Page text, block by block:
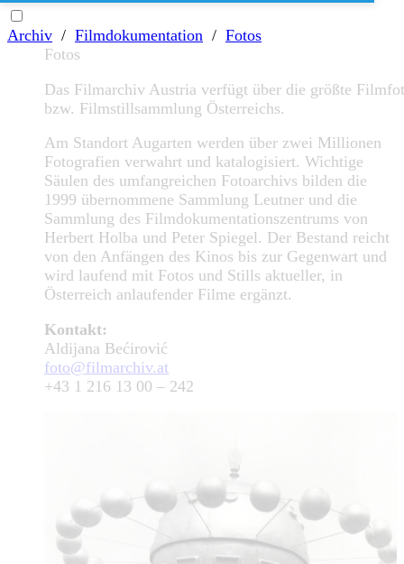
Archiv / Filmdokumentation / Fotos
Fotos
Das Filmarchiv Austria verfügt über die größte
bzw. Filmstillsammlung Österreichs.
Am Standort Augarten werden über zwei Millionen
Fotografien verwahrt und katalogisiert. Wichtige
Säulen des umfangreichen Fotoarchivs bilden die
1999 übernommene Sammlung Leutner und die
Sammlung des Filmdokumentationszentrums von
Herbert Holba und Peter Spiegel. Der Bestand reicht
von den Anfängen des Kinos bis zur Gegenwart und
wird laufend mit Fotos und Stills aktueller, in
Österreich anlaufender Filme ergänzt.
Kontakt:
Aldijana Bećirović
foto@filmarchiv.at
+43 1 216 13 00 – 242